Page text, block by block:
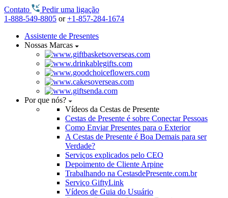
Contato
Pedir uma ligação
1-888-549-8805 or+1-857-284-1674
Assistente de Presentes
Nossas Marcas
Por que nós?
Vídeos da Cestas de Presente
Cestas de Presente é sobre Conectar Pessoas
Como Enviar Presentes para o Exterior
A Cestas de Presente é Boa Demais para ser
Verdade?
Serviços explicados pelo CEO
Depoimento de Cliente Arpine
Trabalhando na CestasdePresente.com.br
Serviço GiftyLink
Vídeos de Guia do Usuário